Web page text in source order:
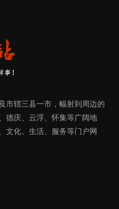
市辖三县一市，幅射到周边的
德庆、云浮、怀集等广阔地
文化、生活、服务等门户网